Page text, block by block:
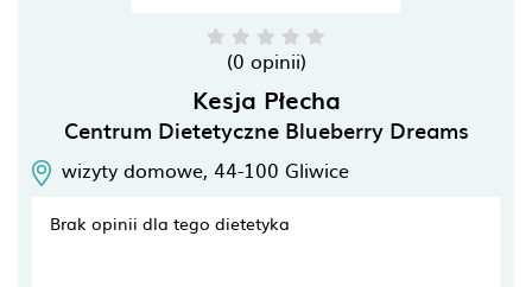
(0 opinii)
Kesja Płecha
Centrum Dietetyczne Blueberry Dreams
wizyty domowe, 44-100 Gliwice
Brak opinii dla tego dietetyka